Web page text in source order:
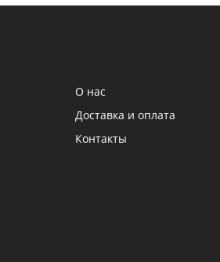
О нас
Доставка и оплата
Контакты